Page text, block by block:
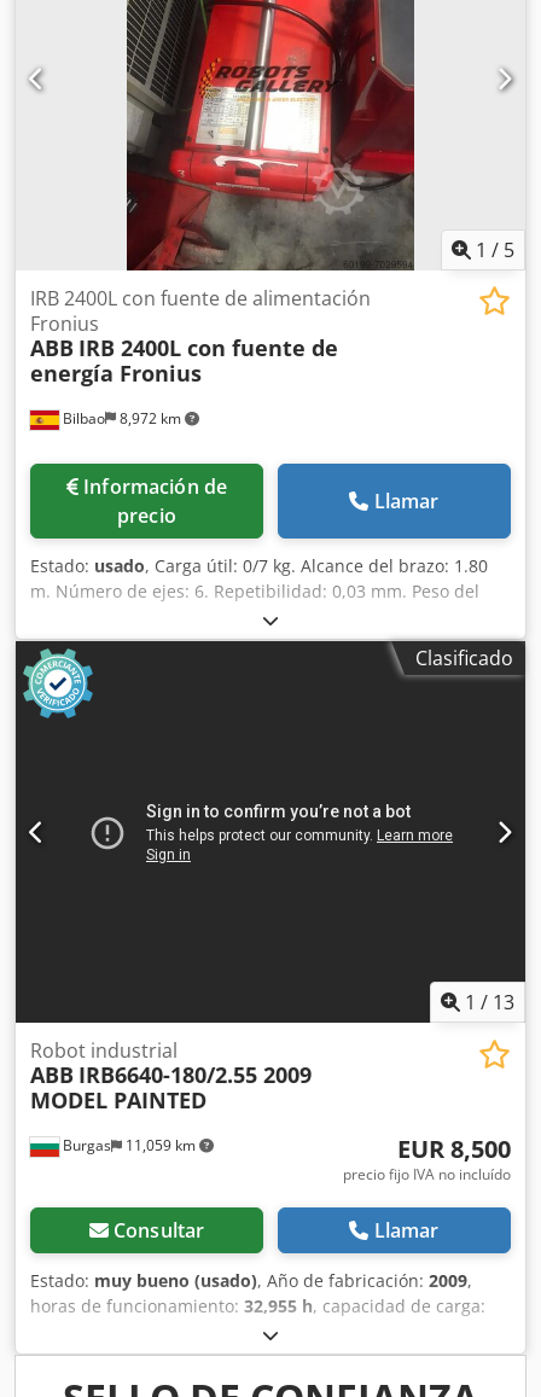
1 / 5
Bilbao 8,972 km
IRB 2400L con fuente de alimentación
Fronius
ABB IRB 2400L con fuente de
energía Fronius
Información de
precio
Llamar
Estado: usado, Carga útil: 0/7 kg. Alcance del brazo: 1.80
m. Número de ejes: 6. Repetibilidad: 0,03 mm. Peso del
robot: 380 kg. Montaje: en el suelo. Dodpoh Au I Ijfx Afljkr
Clasificado
1 / 13
Burgas 11,059 km
Robot industrial
ABB IRB6640-180/2.55 2009
MODEL PAINTED
EUR 8,500
precio fijo IVA no incluído
Consultar Llamar
Estado: muy bueno (usado), Año de fabricación: 2009,
horas de funcionamiento: 32,955 h, capacidad de carga:
2,550 mm
controlador:IRC5, La serie IRB 6640 es la última
generación de robots industriales de alta capacidad de